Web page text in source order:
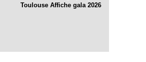
Toulouse Affiche gala 2026